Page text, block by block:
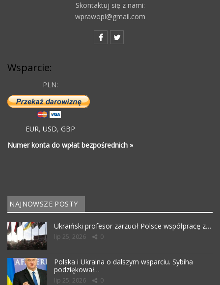
Skontaktuj się z nami:
wprawopl@gmail.com
Wsparcie:
PLN:
EUR, USD, GBP
Numer konta do wpłat bezpośrednich »
NAJNOWSZE POSTY
Ukraiński profesor zarzucił Polsce współpracę z…
lip 25, 2026 0
Polska i Ukraina o dalszym wsparciu. Sybiha
podziękował…
lip 25, 2026 0